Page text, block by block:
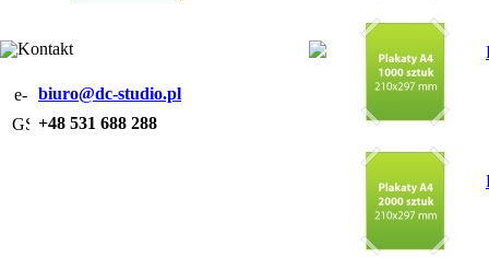
Kontakt
biuro@dc-studio.pl
+48 531 688 288